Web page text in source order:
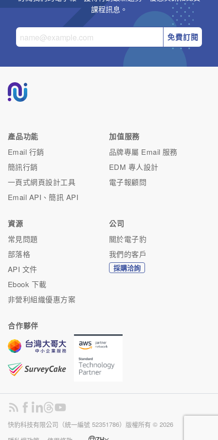
課程訊息。
免費訂閱
產品功能
Email 行銷
簡訊行銷
一頁式網頁設計工具
Email API、簡訊 API
加值服務
品牌專屬 Email 服務
EDM 專人設計
電子報顧問
資源
常見問題
部落格
API 文件
Ebook 下載
非營利組織優惠方案
公司
關於電子豹
我們的客戶
採購洽詢
合作夥伴
快豹科技有限公司（統一編號 52351786）版權所有 © 2026